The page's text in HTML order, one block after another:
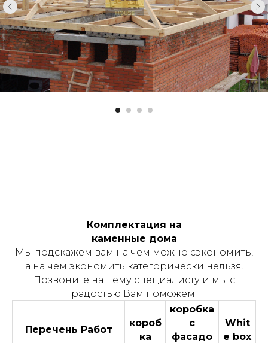
Комплектация на
каменные дома
Мы подскажем вам на чем можно сэкономить,
а на чем экономить категорически нельзя.
Позвоните нашему специалисту и мы с
радостью Вам поможем.
Перечень Работ
короб
ка
коробка
с
фасадо
Whit
e box